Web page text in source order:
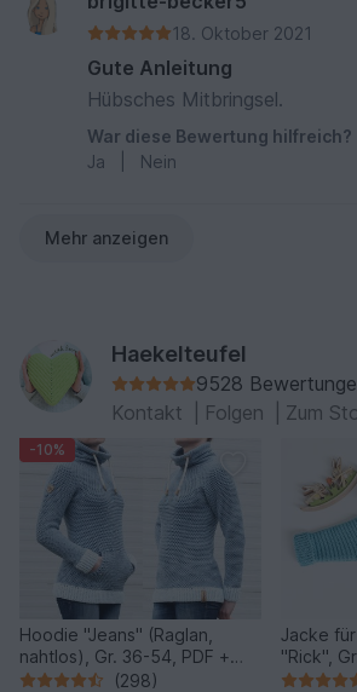
18. Oktober 2021
Gute Anleitung
Hübsches Mitbringsel.
War diese Bewertung hilfreich?
Ja
Nein
Mehr anzeigen
Haekelteufel
9528
Kontakt
Folgen Zum
-10%
Hoodie "Jeans" (Raglan,
nahtlos), Gr. 36-54, PDF +
Link zum Video
(298)
Jacke
"Rick",